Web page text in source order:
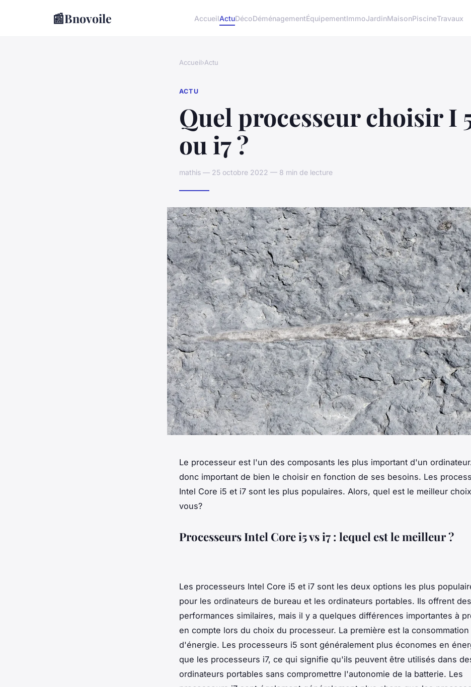
📰Bnovoile AccueilActuDécoDéménagementÉquipementImmoJardinMaisonPiscineTravaux
Accueil›Actu
ACTU
Quel processeur choisir I
ou i7 ?
mathis — 25 octobre 2022 — 8 min de lecture
Le processeur est l'un des composants les plus important d'un
donc important de bien le choisir en fonction de ses besoins. Les
Intel Core i5 et i7 sont les plus populaires. Alors, quel est le meilleur
vous?
Processeurs Intel Core i5 vs i7 : lequel est le meilleur ?
Les processeurs Intel Core i5 et i7 sont les deux options les plus
pour les ordinateurs de bureau et les ordinateurs portables. Ils offrent des
performances similaires, mais il y a quelques différences importantes à
en compte lors du choix du processeur. La première est la consommation
d'énergie. Les processeurs i5 sont généralement plus économes en
que les processeurs i7, ce qui signifie qu'ils peuvent être utilisés dans
ordinateurs portables sans compromettre l'autonomie de la batterie. Les